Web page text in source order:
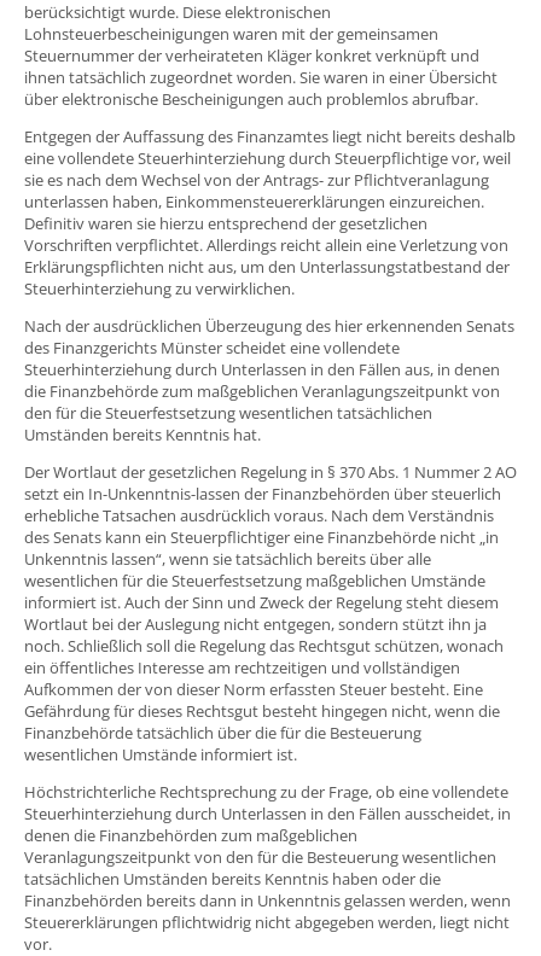
berücksichtigt wurde. Diese elektronischen
Lohnsteuerbescheinigungen waren mit der gemeinsamen
Steuernummer der verheirateten Kläger konkret verknüpft und
ihnen tatsächlich zugeordnet worden. Sie waren in einer Übersicht
über elektronische Bescheinigungen auch problemlos abrufbar.
Entgegen der Auffassung des Finanzamtes liegt nicht bereits deshalb
eine vollendete Steuerhinterziehung durch Steuerpflichtige vor, weil
sie es nach dem Wechsel von der Antrags- zur Pflichtveranlagung
unterlassen haben, Einkommensteuererklärungen einzureichen.
Definitiv waren sie hierzu entsprechend der gesetzlichen
Vorschriften verpflichtet. Allerdings reicht allein eine Verletzung von
Erklärungspflichten nicht aus, um den Unterlassungstatbestand der
Steuerhinterziehung zu verwirklichen.
Nach der ausdrücklichen Überzeugung des hier erkennenden Senats
des Finanzgerichts Münster scheidet eine vollendete
Steuerhinterziehung durch Unterlassen in den Fällen aus, in denen
die Finanzbehörde zum maßgeblichen Veranlagungszeitpunkt von
den für die Steuerfestsetzung wesentlichen tatsächlichen
Umständen bereits Kenntnis hat.
Der Wortlaut der gesetzlichen Regelung in § 370 Abs. 1 Nummer 2 AO
setzt ein In-Unkenntnis-lassen der Finanzbehörden über steuerlich
erhebliche Tatsachen ausdrücklich voraus. Nach dem Verständnis
des Senats kann ein Steuerpflichtiger eine Finanzbehörde nicht „in
Unkenntnis lassen“, wenn sie tatsächlich bereits über alle
wesentlichen für die Steuerfestsetzung maßgeblichen Umstände
informiert ist. Auch der Sinn und Zweck der Regelung steht diesem
Wortlaut bei der Auslegung nicht entgegen, sondern stützt ihn ja
noch. Schließlich soll die Regelung das Rechtsgut schützen, wonach
ein öffentliches Interesse am rechtzeitigen und vollständigen
Aufkommen der von dieser Norm erfassten Steuer besteht. Eine
Gefährdung für dieses Rechtsgut besteht hingegen nicht, wenn die
Finanzbehörde tatsächlich über die für die Besteuerung
wesentlichen Umstände informiert ist.
Höchstrichterliche Rechtsprechung zu der Frage, ob eine vollendete
Steuerhinterziehung durch Unterlassen in den Fällen ausscheidet, in
denen die Finanzbehörden zum maßgeblichen
Veranlagungszeitpunkt von den für die Besteuerung wesentlichen
tatsächlichen Umständen bereits Kenntnis haben oder die
Finanzbehörden bereits dann in Unkenntnis gelassen werden, wenn
Steuererklärungen pflichtwidrig nicht abgegeben werden, liegt nicht
vor.